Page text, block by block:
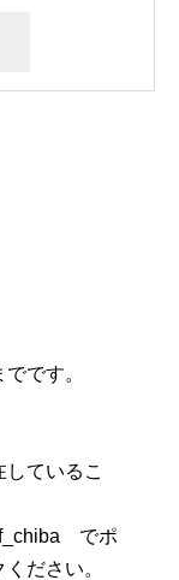
です。
ているこ
でポ
ださい。